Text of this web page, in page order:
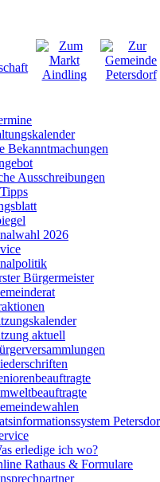
Bekanntmachungen
Ausschreibungen
2026
Bürgermeister
aktuell
erledige ich wo?
Rathaus & Formulare